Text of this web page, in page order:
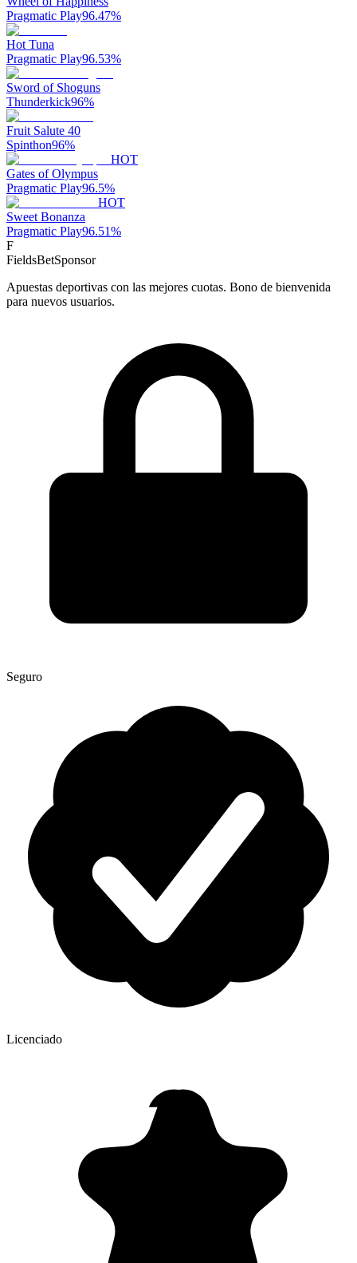
Pragmatic Play96.47%
Hot Tuna
Pragmatic Play96.53%
Sword of Shoguns
Thunderkick96%
Fruit Salute 40
Spinthon96%
HOT
Gates of Olympus
Pragmatic Play96.5%
HOT
Sweet Bonanza
Pragmatic Play96.51%
F
FieldsBetSponsor
Apuestas deportivas con las mejores cuotas. Bono de bienvenida
para nuevos usuarios.
Seguro
Licenciado